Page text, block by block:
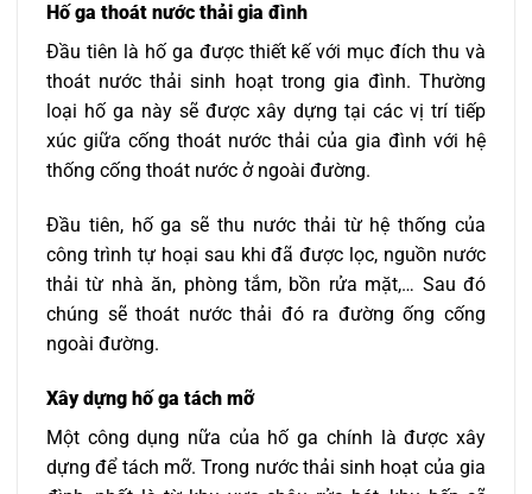
Hố ga thoát nước thải gia đình
Đầu tiên là hố ga được thiết kế với mục đích thu và
thoát nước thải sinh hoạt trong gia đình. Thường
loại hố ga này sẽ được xây dựng tại các vị trí tiếp
xúc giữa cống thoát nước thải của gia đình với hệ
thống cống thoát nước ở ngoài đường.
Đầu tiên, hố ga sẽ thu nước thải từ hệ thống của
công trình tự hoại sau khi đã được lọc, nguồn nước
thải từ nhà ăn, phòng tắm, bồn rửa mặt,… Sau đó
chúng sẽ thoát nước thải đó ra đường ống cống
ngoài đường.
Xây dựng hố ga tách mỡ
Một công dụng nữa của hố ga chính là được xây
dựng để tách mỡ. Trong nước thải sinh hoạt của gia